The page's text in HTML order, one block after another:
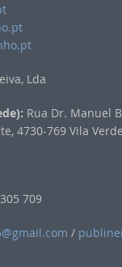
Lda
Rua Dr. Manuel
4730-769 Vila Verde
709
/